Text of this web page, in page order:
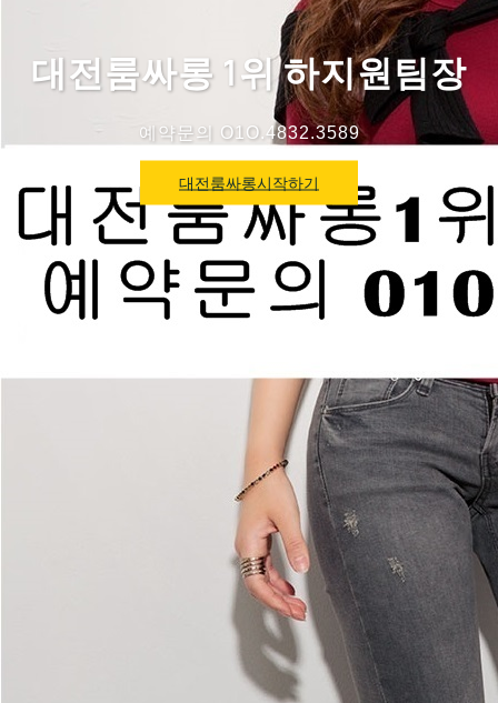
대전룸싸롱 1위 하지원팀장
예약문의 O1O.4832.3589
대전룸싸롱시작하기